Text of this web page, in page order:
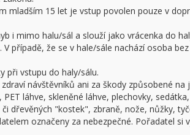
mladším 15 let je vstup povolen pouze v
i mimo halu/sál a slouží jako vrácenka do
případě, že se v hale/sále nachází osoba
při vstupu do haly/sálu.
návštěvníků ani za škody způsobené na
láhve, skleněné láhve, plechovky,
dřevěných "kostek", zbraně, nože, nůžky,
označeny za nebezpečné. Pořadatel si